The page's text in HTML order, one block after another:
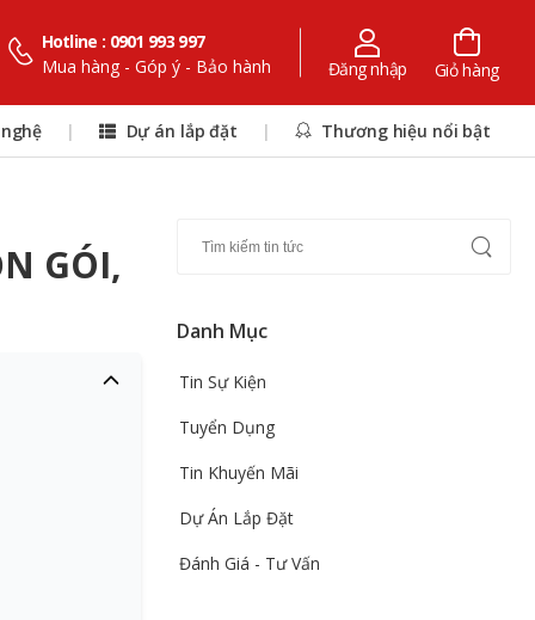
Hotline : 0901 993 997
Mua hàng - Góp ý - Bảo hành
Đăng nhập Giỏ hàng
| Dự án lắp đặt | Thương hiệu nổi bật
GÓI,
Danh Mục
Tin Sự Kiện
Tuyển Dụng
Tin Khuyến Mãi
Dự Án Lắp Đặt
Đánh Giá - Tư Vấn